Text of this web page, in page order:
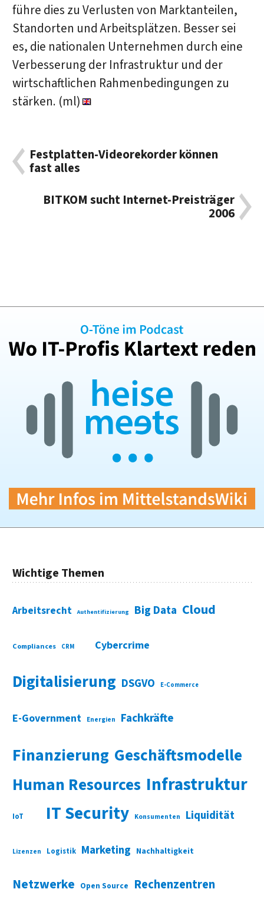
führe dies zu Verlusten von Marktanteilen,
Standorten und Arbeitsplätzen. Besser sei
es, die nationalen Unternehmen durch eine
Verbesserung der Infrastruktur und der
wirtschaftlichen Rahmenbedingungen zu
stärken. (ml)
Festplatten-Videorekorder können
fast alles
BITKOM sucht Internet-Preisträger
2006
Wichtige Themen
Arbeitsrecht Authentifizierung Big Data Cloud
Compliances CRM Cybercrime
Digitalisierung DSGVO E-Commerce
E-Government Energien Fachkräfte
Finanzierung Geschäftsmodelle
Human Resources Infrastruktur
IoT IT Security Konsumenten Liquidität
Lizenzen Logistik Marketing Nachhaltigkeit
Netzwerke Open Source Rechenzentren